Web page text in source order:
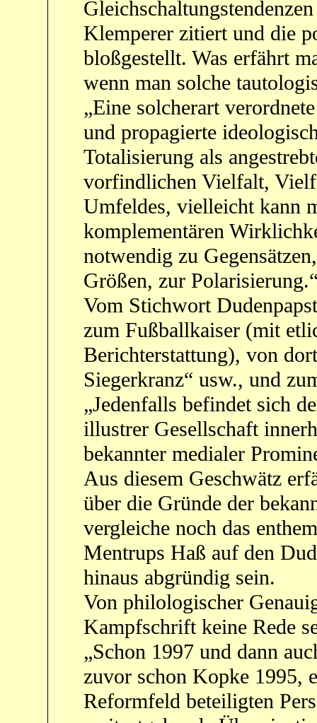
Klemperer zitiert und die
bloßgestellt. Was erfährt
wenn man solche
„Eine solcherart
und propagierte
Totalisierung als
vorfindlichen Vielfalt,
Umfeldes, vielleicht kann
komplementären
notwendig zu
Größen, zur
Vom Stichwort
zum Fußballkaiser (mit
Berichterstattung), von
Siegerkranz“ usw., und
„Jedenfalls befindet sich
illustrer Gesellschaft
bekannter medialer
Aus diesem Geschwätz
über die Gründe der
vergleiche noch das
Mentrups Haß auf den
hinaus abgründig sein.
Von philologischer
Kampfschrift keine Rede
„Schon 1997 und dann
zuvor schon Kopke 1995,
Reformfeld beteiligten